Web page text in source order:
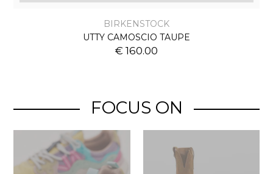
BIRKENSTOCK
UTTY CAMOSCIO TAUPE
€ 160.00
FOCUS ON